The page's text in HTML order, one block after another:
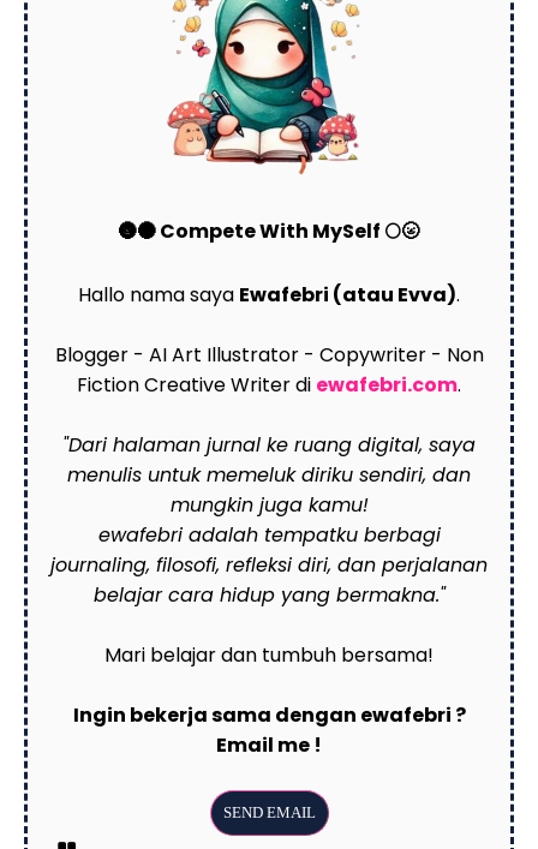
🌚🌑 Compete With MySelf 🌕🌝
Hallo nama saya Ewafebri (atau Evva).
Blogger - AI Art Illustrator - Copywriter - Non
Fiction Creative Writer di ewafebri.com.
"Dari halaman jurnal ke ruang digital, saya
menulis untuk memeluk diriku sendiri, dan
mungkin juga kamu!
ewafebri adalah tempatku berbagi
journaling, filosofi, refleksi diri, dan perjalanan
belajar cara hidup yang bermakna."
Mari belajar dan tumbuh bersama!
Ingin bekerja sama dengan ewafebri ?
Email me !